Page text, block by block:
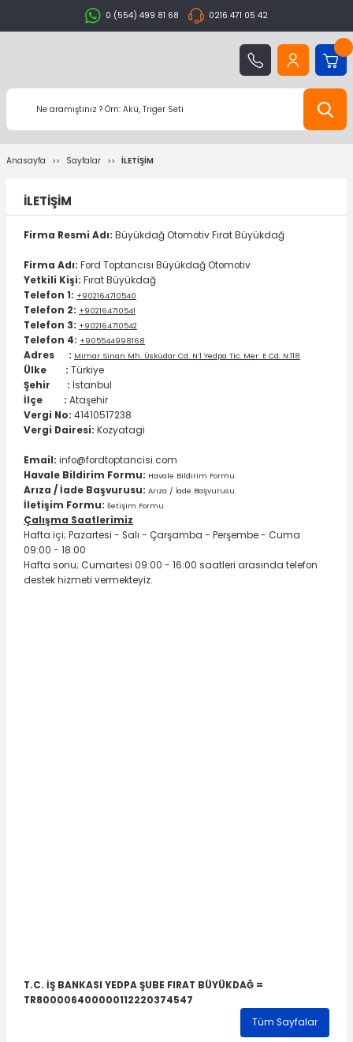
0 (554) 499 81 68 0216 471 05 42
Anasayfa Sayfalar İLETİŞİM
İLETİŞİM
Firma Resmi Adı: Büyükdağ Otomotiv Fırat Büyükdağ
Firma Adı: Ford Toptancısı Büyükdağ Otomotiv
Yetkili Kişi: Fırat Büyükdağ
Telefon 1: +902164710540
Telefon 2: +902164710541
Telefon 3: +902164710542
Telefon 4: +905544998168
Adres : Mimar Sinan Mh. Üsküdar Cd. N:1 Yedpa Tic. Mer. E Cd. N:118
Ülke : Türkiye
Şehir : İstanbul
İlçe : Ataşehir
Vergi No: 41410517238
Vergi Dairesi: Kozyatagi
Email: info@fordtoptancisi.com
Havale Bildirim Formu: Havale Bildirim Formu
Arıza / İade Başvurusu: Arıza / İade Başvurusu
İletişim Formu: İletişim Formu
Çalışma Saatlerimiz
Hafta içi; Pazartesi - Salı - Çarşamba - Perşembe - Cuma
09:00 - 18:00
Hafta sonu; Cumartesi 09:00 - 16:00 saatleri arasında telefon
destek hizmeti vermekteyiz.
T.C. İŞ BANKASI YEDPA ŞUBE FIRAT BÜYÜKDAĞ =
TR800006400000112220374547
Tüm Sayfalar